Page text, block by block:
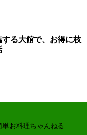
る大館で、お得に枝
単お料理ちゃんねる